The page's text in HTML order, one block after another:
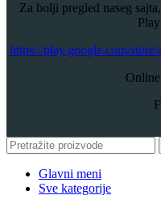
Za bolji pregled naseg
​https://play.google.com/
Glavni meni
Sve kategorije